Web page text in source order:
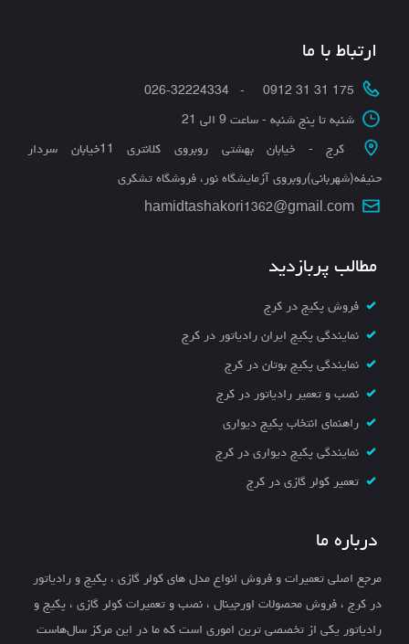
ارتباط با ما
175 31 31 0912 - 026-32224334
شنبه تا پنج شنبه - ساعت 9 الی 21
کرج - خیابان بهشتی روبروی کلانتری 11خیابان سردار
حنیفه(شهربانی)روبروی آزمایشگاه نور، فروشگاه تشکری
hamidtashakori1362@gmail.com
مطالب پربازدید
فروش پکیج در کرج
نمایندگی پکیج ایران رادیاتور در کرج
نمایندگی پکیج بوتان در کرج
نصب و تعمیر رادیاتور در کرج
راهنمای انتخاب پکیج دیواری
نمایندگی پکیج دیواری در کرج
تعمیر کولر گازی در کرج
درباره ما
مرجع اصلی تعمیرات و فروش انواع مدل های کولر گازی ، پکیج و رادیاتور
در کرج ، فروش محصولات اورجینال ، نصب و تعمیرات کولر گازی ، پکیج و
رادیاتور یکی از تخصصی ترین اموری است که ما در این مرکز سال‌هاست